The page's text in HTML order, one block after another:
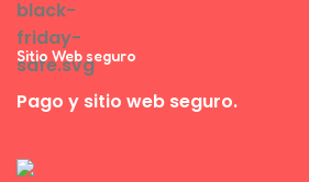
Sitio Web seguro
Pago y sitio web seguro.